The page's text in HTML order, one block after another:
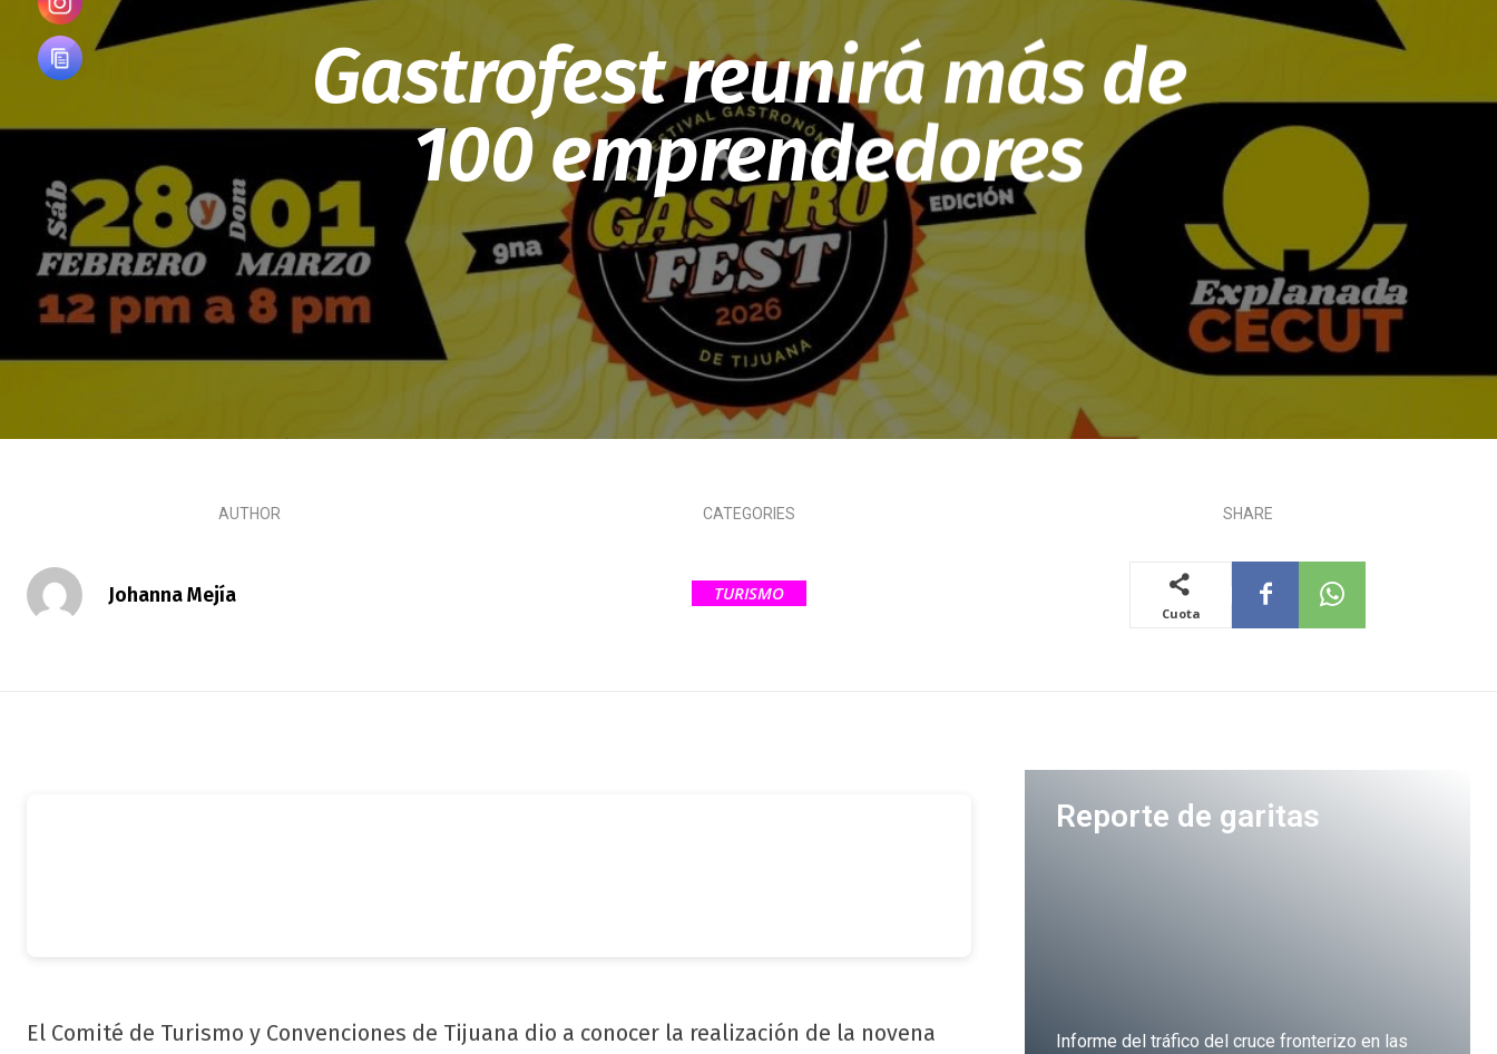
Gastrofest reunirá más de
100 emprendedores
AUTHOR
Johanna Mejía
CATEGORIES
TURISMO
SHARE
Cuota
El Comité de Turismo y Convenciones de Tijuana dio a conocer la realización de la novena
Reporte de garitas
Informe del tráfico del cruce fronterizo en las